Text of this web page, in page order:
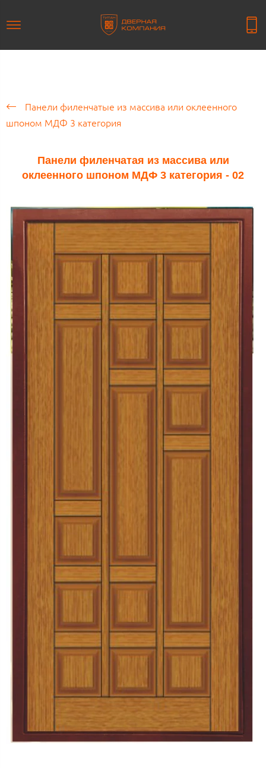
Панели филенчатые из массива или оклеенного
шпоном МДФ 3 категория
Панели филенчатая из массива или
оклеенного шпоном МДФ 3 категория - 02